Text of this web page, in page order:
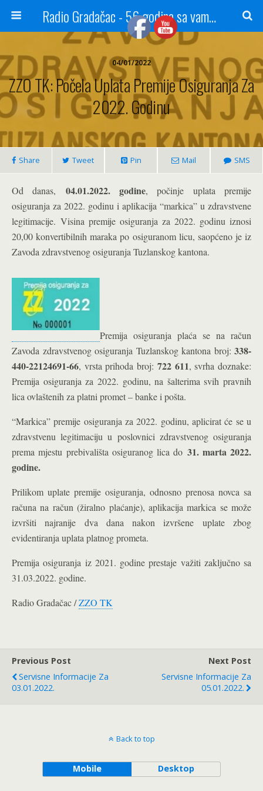
Radio Gradačac - 56 godina sa vama...
04/01/2022
ZZO TK: Počela Uplata Premije Osiguranja Za
2022. Godinu
Share Tweet Pin Mail SMS
Od danas, 04.01.2022. godine, počinje uplata premije
osiguranja za 2022. godinu i aplikacija “markica” u zdravstvene
legitimacije. Visina premije osiguranja za 2022. godinu iznosi
20,00 konvertibilnih maraka po osiguranom licu, saopćeno je iz
Zavoda zdravstvenog osiguranja Tuzlanskog kantona.
Premija osiguranja plaća se na račun
Zavoda zdravstvenog osiguranja Tuzlanskog kantona broj: 338-
440-22124691-66, vrsta prihoda broj:722 611, svrha doznake:
Premija osiguranja za 2022. godinu, na šalterima svih pravnih
lica ovlaštenih za platni promet – banke i pošta.
“Markica” premije osiguranja za 2022. godinu, aplicirat će se u
zdravstvenu legitimaciju u poslovnici zdravstvenog osiguranja
prema mjestu prebivališta osiguranog lica do 31. marta 2022.
godine.
Prilikom uplate premije osiguranja, odnosno prenosa novca sa
računa na račun (žiralno plaćanje), aplikacija markica se može
izvršiti najranije dva dana nakon izvršene uplate zbog
evidentiranja uplata platnog prometa.
Premija osiguranja iz 2021. godine prestaje važiti zaključno sa
31.03.2022. godine.
Radio Gradačac /ZZO TK
Previous Post
Servisne Informacije Za
03.01.2022.
Next Post
Servisne Informacije Za
05.01.2022.
Back to top
Mobile Desktop